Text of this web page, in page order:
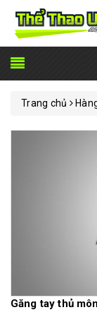
Trang chủ
Găng tay thủ